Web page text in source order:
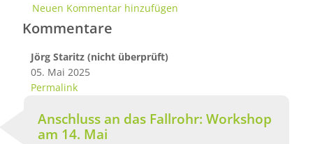
Neuen Kommentar hinzufügen
Kommentare
Jörg Staritz (nicht überprüft)
05. Mai 2025
Permalink
Anschluss an das Fallrohr: Workshop
am 14. Mai